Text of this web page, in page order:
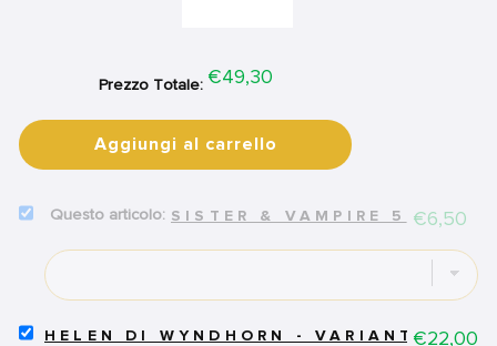
Prezzo Totale: Price
€49,30
Aggiungi al carrello
SELECT
VAMPIRE
BUNDLE
SISTER & VAMPIRE 5 Price
€6,50
SELECT
HELEN DI WYNDHORN - VARIANTPrice
€22,00